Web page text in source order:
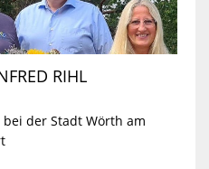
RIHL
der Stadt Wörth am